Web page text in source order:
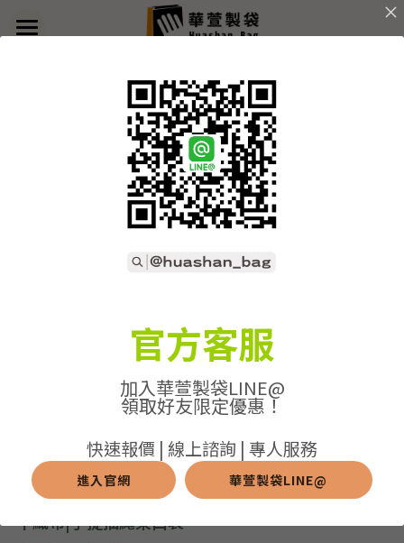
➢全款式總覽
➢束口袋
➢保溫保冷袋
➢潛水布袋
➢杯袋/餐具袋
➢布料/印刷/配件
➢布料介紹
➢印刷介紹
➢配件介紹
➢打樣和樣品
➢刀模下載
➢常見Q&A
繁體中文
繁體中文
LINE@客服
不織布|手提抽繩束口袋
×
部落格分類
官方客服
加入華萱製袋LINE@
領取好友限定優惠！
快速報價 | 線上諮詢 | 專人服務
進入官網 華萱製袋LINE@